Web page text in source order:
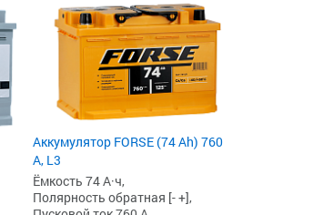
Аккумулятор FORSE (74 Ah) 760
А, L3
Ёмкость 74 А·ч,
Полярность обратная [- +],